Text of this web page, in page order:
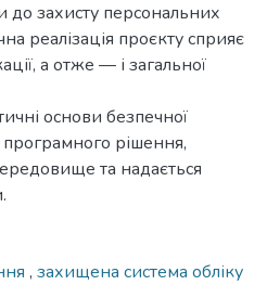
захисту персональних
реалізація проєкту сприяє
а отже — і загальної
основи безпечної
програмного рішення,
та надається
, захищена система обліку